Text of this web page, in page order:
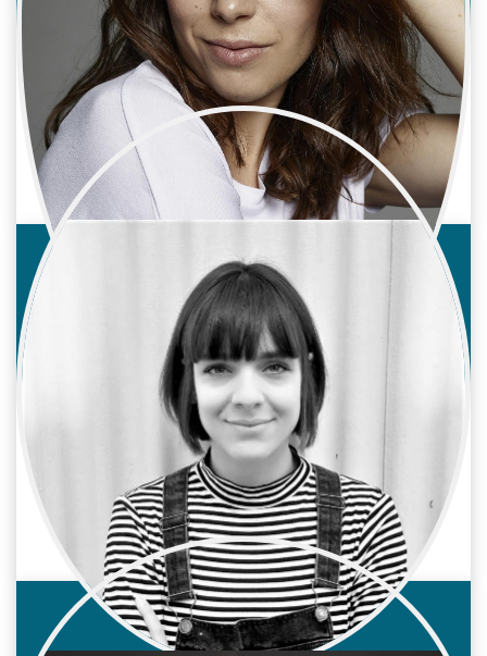
Helena con Hache
Cine / Reparto
Actriz
Iraida Martos Sais
Cine / Reparto
Representante / agente de actores